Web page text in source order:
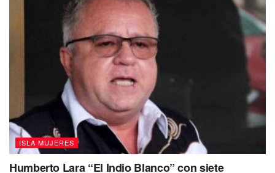
ISLA MUJERES
Humberto Lara “El Indio Blanco” con siete